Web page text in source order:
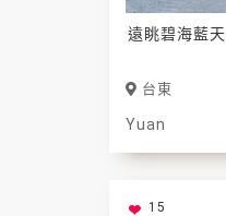
遠眺碧海藍天
台東
Yuan
15